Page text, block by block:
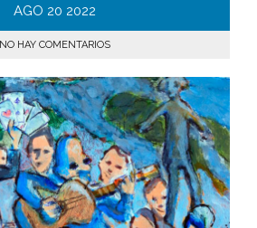
AGO 20 2022
NO HAY COMENTARIOS